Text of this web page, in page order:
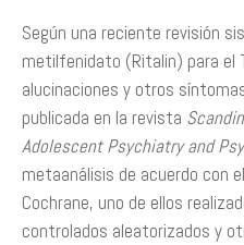
Según una reciente revisión
metilfenidato (Ritalin) para el
alucinaciones y otros
publicada en la revista
Adolescent Psychiatry and
metaanálisis de acuerdo con
Cochrane, uno de ellos
controlados aleatorizados y